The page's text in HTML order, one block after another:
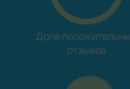
Доля
отзывов